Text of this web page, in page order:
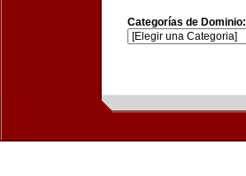
Categorías de Dominio: